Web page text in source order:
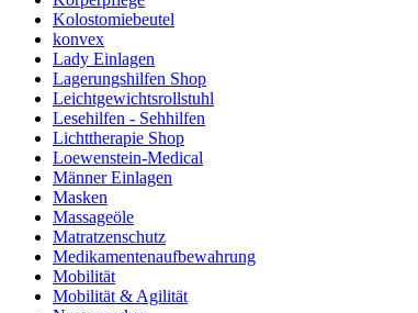
Kolostomiebeutel
konvex
Lady Einlagen
Lagerungshilfen Shop
Leichtgewichtsrollstuhl
Lesehilfen - Sehhilfen
Lichttherapie Shop
Loewenstein-Medical
Männer Einlagen
Masken
Massageöle
Matratzenschutz
Medikamentenaufbewahrung
Mobilität
Mobilität & Agilität